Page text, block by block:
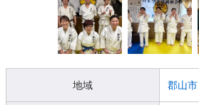
地域 郡山市